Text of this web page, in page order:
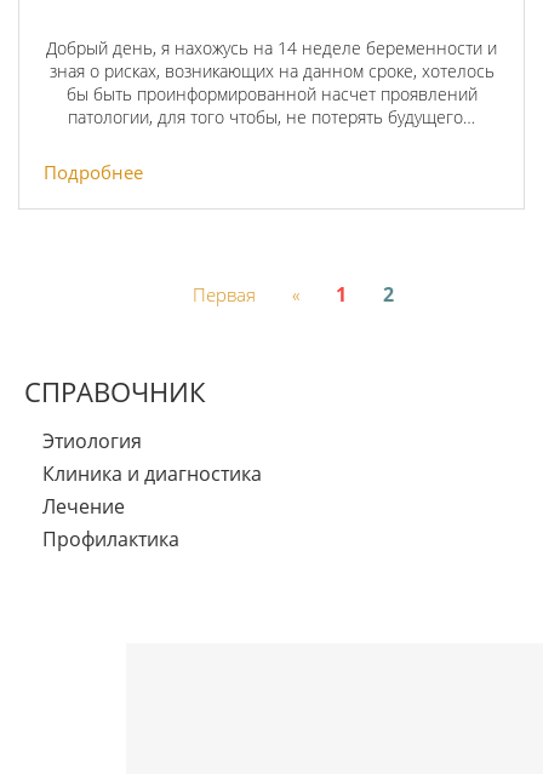
Добрый день, я нахожусь на 14 неделе беременности и
зная о рисках, возникающих на данном сроке, хотелось
бы быть проинформированной насчет проявлений
патологии, для того чтобы, не потерять будущего…
Подробнее
Первая « 1 2
СПРАВОЧНИК
Этиология
Клиника и диагностика
Лечение
Профилактика